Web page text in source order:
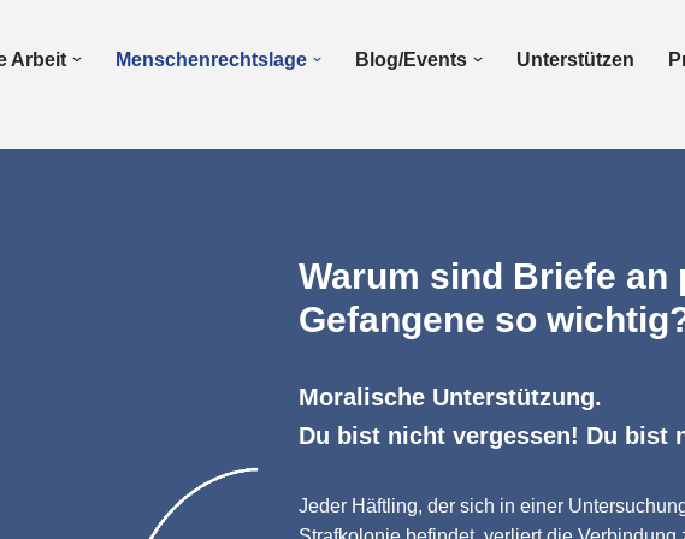
Arbeit Menschenrechtslage Blog/Events Unterstützen
Warum sind Briefe an
Gefangene so
Moralische Unterstützung.
Du bist nicht vergessen! Du bist
Jeder Häftling, der sich in einer